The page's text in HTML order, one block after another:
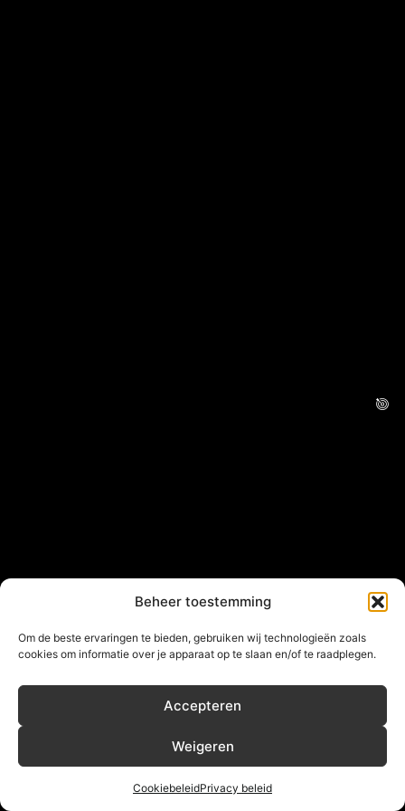
Beheer toestemming
Om de beste ervaringen te bieden, gebruiken wij technologieën zoals
cookies om informatie over je apparaat op te slaan en/of te raadplegen.
Accepteren
Weigeren
CookiebeleidPrivacy beleid